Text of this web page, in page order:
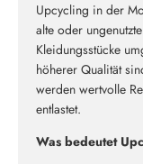
Upcycling in der
alte oder
Kleidungsstücke
höherer Qualität
werden wertvolle
entlastet.
Was bedeutet
Melde dich jetzt für